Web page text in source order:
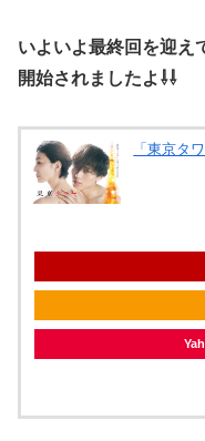
いよいよ最終回を迎え
開始されましたよ⇩⇩
「東京タ